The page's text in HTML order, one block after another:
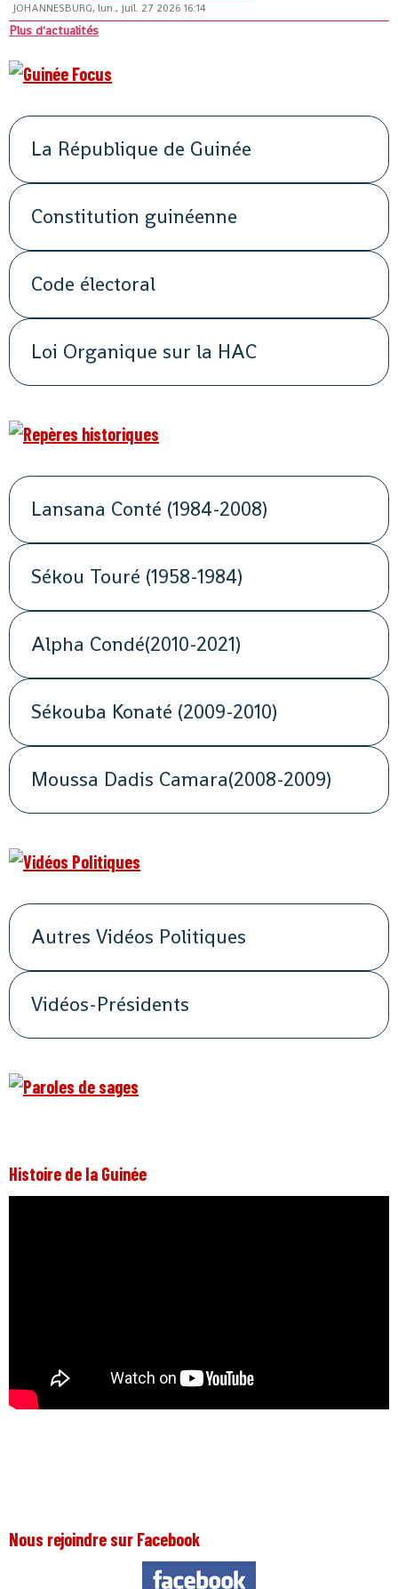
JOHANNESBURG, lun., juil. 27 2026 16:14
Plus d'actualités
La République de Guinée
Constitution guinéenne
Code électoral
Loi Organique sur la HAC
Lansana Conté (1984-2008)
Sékou Touré (1958-1984)
Alpha Condé(2010-2021)
Sékouba Konaté (2009-2010)
Moussa Dadis Camara(2008-2009)
Autres Vidéos Politiques
Vidéos-Présidents
Histoire de la Guinée
Nous rejoindre sur Facebook